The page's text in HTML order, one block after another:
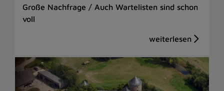
Große Nachfrage / Auch Wartelisten sind schon
voll